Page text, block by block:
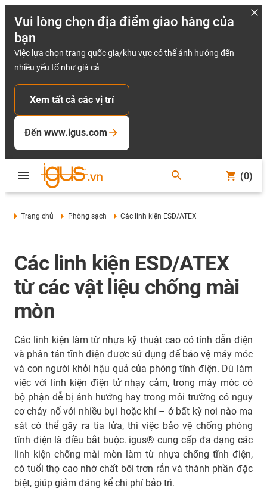
Vui lòng chọn địa điểm giao hàng của
bạn
Việc lựa chọn trang quốc gia/khu vực có thể ảnh hưởng đến
nhiều yếu tố như giá cả
Xem tất cả các vị trí
Đến www.igus.com
(0)
Trang chủ Phòng sạch Các linh kiện ESD/ATEX
Các linh kiện ESD/ATEX
từ các vật liệu chống mài
mòn
Các linh kiện làm từ nhựa kỹ thuật cao có tính dẫn điện
và phân tán tĩnh điện được sử dụng để bảo vệ máy móc
và con người khỏi hậu quả của phóng tĩnh điện. Dù làm
việc với linh kiện điện tử nhạy cảm, trong máy móc có
bộ phận dễ bị ảnh hưởng hay trong môi trường có nguy
cơ cháy nổ với nhiều bụi hoặc khí – ở bất kỳ nơi nào ma
sát có thể gây ra tia lửa, thì việc bảo vệ chống phóng
tĩnh điện là điều bắt buộc. igus® cung cấp đa dạng các
linh kiện chống mài mòn làm từ nhựa chống tĩnh điện,
có tuổi thọ cao nhờ chất bôi trơn rắn và thành phần đặc
biệt, giúp giảm đáng kể chi phí bảo trì.